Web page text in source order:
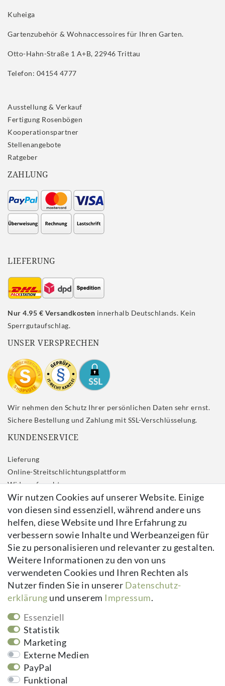
Kuheiga
Gartenzubehör & Wohnaccessoires für Ihren Garten.
Otto-Hahn-Straße 1 A+B, 22946 Trittau
Telefon: 04154 4777
Ausstellung & Verkauf
Fertigung Rosenbögen
Kooperationspartner
Stellenangebote
Ratgeber
ZAHLUNG
LIEFERUNG
Nur 4.95 € Versandkosten innerhalb Deutschlands. Kein
Sperrgutaufschlag.
UNSER VERSPRECHEN
Wir nehmen den Schutz Ihrer persönlichen Daten sehr ernst.
Sichere Bestellung und Zahlung mit SSL-Verschlüsselung.
KUNDENSERVICE
Lieferung
Online-Streitschlichtungsplattform
Widerrufs­recht
Impressum
Daten­schutz­erklärung
AGB
Kontakt
Vertrag widerrufen
Newsletter
E-MAIL **
Newsletter
Hiermit bestätige ich, dass ich die
Meine Einwilligung kann ich jederzeit widerrufen.**
Wir nutzen Cookies auf unserer Website. Einige
von diesen sind essenziell, während andere uns
helfen, diese Website und Ihre Erfahrung zu
verbessern sowie Inhalte und Werbeanzeigen für
Sie zu personalisieren und relevanter zu gestalten.
Weitere Informationen zu den von uns
verwendeten Cookies und Ihren Rechten als
Nutzer finden Sie in unserer Daten­schutz­
erklärung und unserem Impressum.
Essenziell
Statistik
Marketing
Externe Medien
PayPal
Funktional